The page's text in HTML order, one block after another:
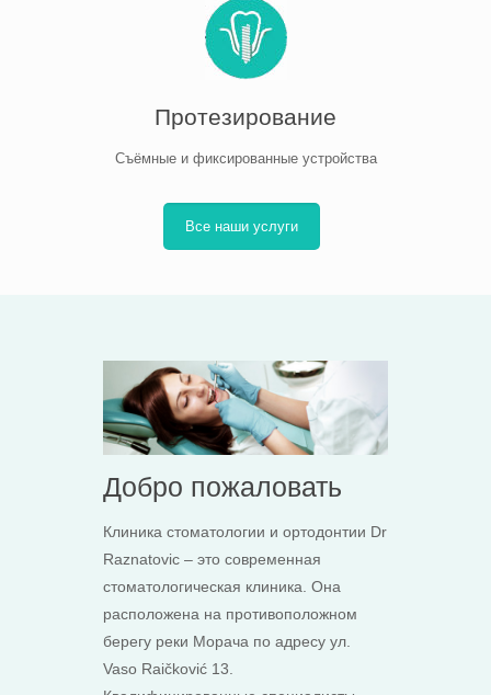
Протезирование
Съёмные и фиксированные устройства
Все наши услуги
Добро пожаловать
Клиника стоматологии и ортодонтии Dr
Raznatovic – это современная
стоматологическая клиника. Она
расположена на противоположном
берегу реки Морача по адресу ул.
Vaso Raičković 13.